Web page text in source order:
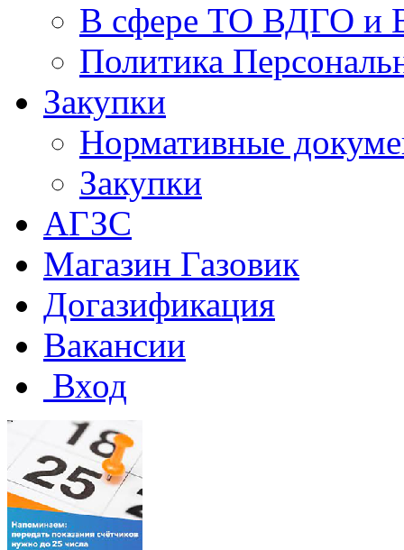
В сфере ТО ВДГО и
Политика
Закупки
Нормативные
Закупки
АГЗС
Магазин Газовик
Догазификация
Вакансии
Вход